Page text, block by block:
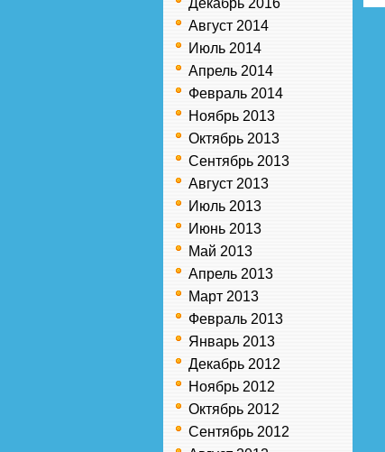
Декабрь 2016
Август 2014
Июль 2014
Апрель 2014
Февраль 2014
Ноябрь 2013
Октябрь 2013
Сентябрь 2013
Август 2013
Июль 2013
Июнь 2013
Май 2013
Апрель 2013
Март 2013
Февраль 2013
Январь 2013
Декабрь 2012
Ноябрь 2012
Октябрь 2012
Сентябрь 2012